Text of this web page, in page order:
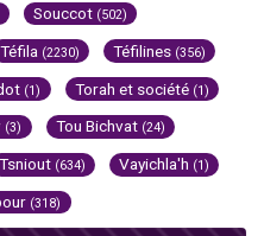
Souccot (502)
Téfila (2230) Téfilines (356)
(1) Torah et société (1)
(3) Tou Bichvat (24)
Tsniout (634) Vayichla'h (1)
(318)